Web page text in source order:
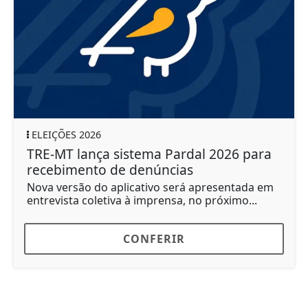
ELEIÇÕES 2026
TRE-MT lança sistema Pardal 2026 para
recebimento de denúncias
Nova versão do aplicativo será apresentada em
entrevista coletiva à imprensa, no próximo...
CONFERIR